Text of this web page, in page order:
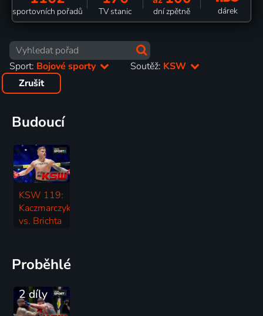
sportovních pořadů TV stanic dní zpětně dárek
Sport: Bojové sporty Soutěž: KSW
Zrušit
Budoucí
KSW 119:
Kaczmarczyk
vs. Brichta
Proběhlé
2 díly